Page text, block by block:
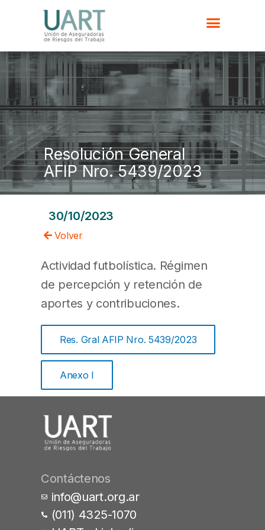
Resolución General
AFIP Nro. 5439/2023
30/10/2023
Volver
Actividad futbolística. Régimen
de percepción y retención de
aportes y contribuciones.
Res. Gral AFIP Nro. 5439/2023
Anexo I
Contáctenos
info@uart.org.ar
(011) 4325-1070